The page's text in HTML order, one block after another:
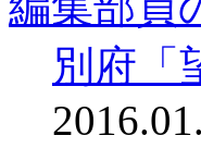
別府「